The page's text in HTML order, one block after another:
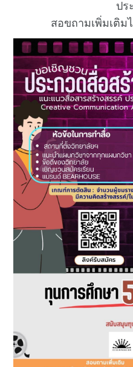
ปร
สอขถามเพิ่มเติ